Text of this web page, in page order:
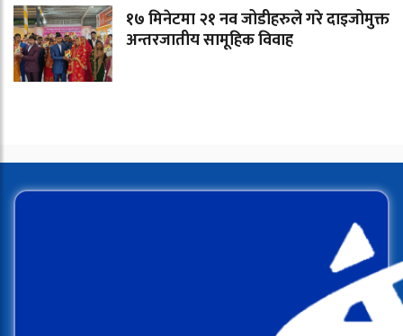
१७ मिनेटमा २१ नव जोडीहरुले गरे दाइजोमुक्त
अन्तरजातीय सामूहिक विवाह